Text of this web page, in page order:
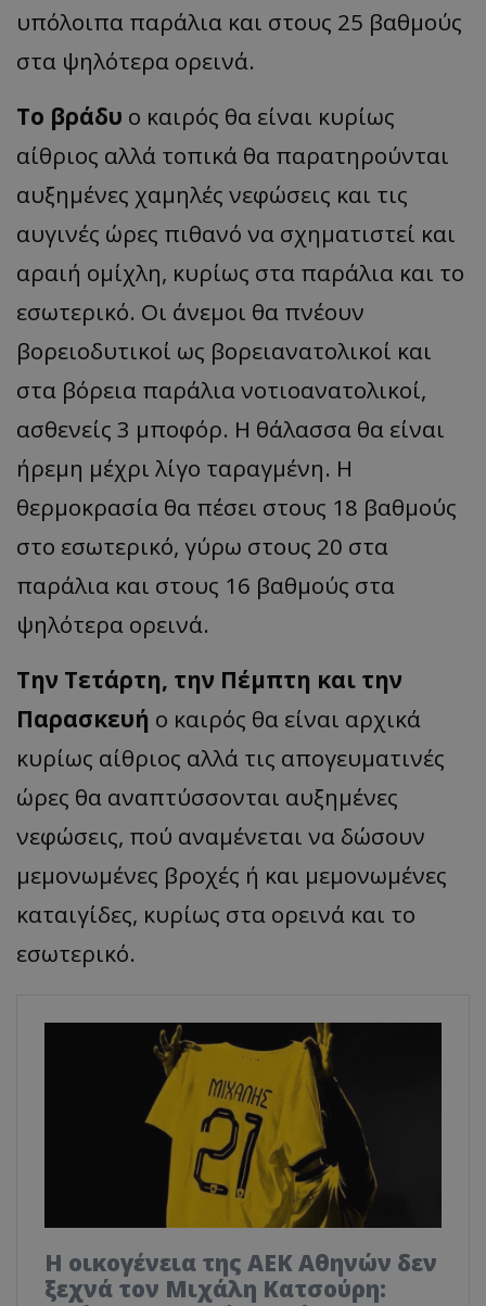
υπόλοιπα παράλια και στους 25 βαθμούς
στα ψηλότερα ορεινά.
Το βράδυ ο καιρός θα είναι κυρίως
αίθριος αλλά τοπικά θα παρατηρούνται
αυξημένες χαμηλές νεφώσεις και τις
αυγινές ώρες πιθανό να σχηματιστεί και
αραιή ομίχλη, κυρίως στα παράλια και το
εσωτερικό. Οι άνεμοι θα πνέουν
βορειοδυτικοί ως βορειανατολικοί και
στα βόρεια παράλια νοτιοανατολικοί,
ασθενείς 3 μποφόρ. Η θάλασσα θα είναι
ήρεμη μέχρι λίγο ταραγμένη. Η
θερμοκρασία θα πέσει στους 18 βαθμούς
στο εσωτερικό, γύρω στους 20 στα
παράλια και στους 16 βαθμούς στα
ψηλότερα ορεινά.
Την Τετάρτη, την Πέμπτη και την
Παρασκευή ο καιρός θα είναι αρχικά
κυρίως αίθριος αλλά τις απογευματινές
ώρες θα αναπτύσσονται αυξημένες
νεφώσεις, πού αναμένεται να δώσουν
μεμονωμένες βροχές ή και μεμονωμένες
καταιγίδες, κυρίως στα ορεινά και το
εσωτερικό.
Η οικογένεια της ΑΕΚ Αθηνών δεν
ξεχνά τον Μιχάλη Κατσούρη: